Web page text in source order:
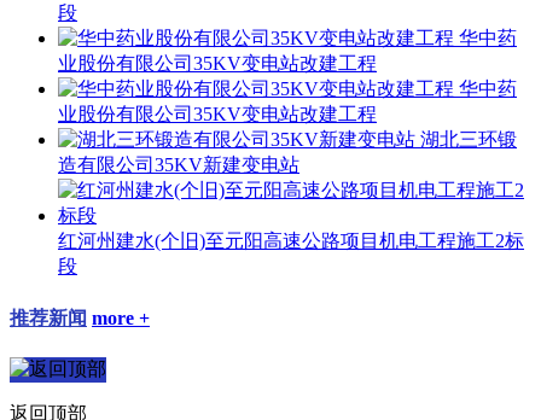
段
华中药
业股份有限公司35KV变电站改建工程
华中药
业股份有限公司35KV变电站改建工程
湖北三环锻
造有限公司35KV新建变电站
红河州建水(个旧)至元阳高速公路项目机电工程施工2标
段
推荐新闻 more +
返回顶部